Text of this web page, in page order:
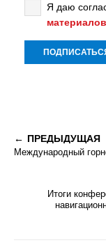
Я даю
материалов
ПРЕДЫДУЩАЯ
Международный
Итоги